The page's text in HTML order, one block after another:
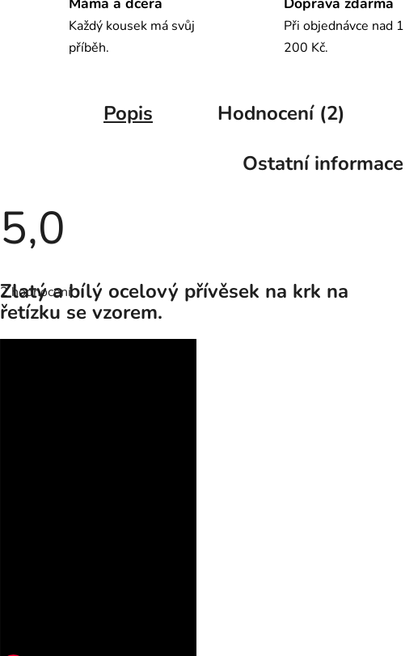
Každý kousek má svůj
příběh.
Při objednávce nad 1
200 Kč.
Popis Hodnocení (2)
Ostatní informace
5,0
hodnocení
produktu
je
5,0
2 hodnocení
Zlatý a bílý ocelový přívěsek na krk na
řetízku se vzorem.